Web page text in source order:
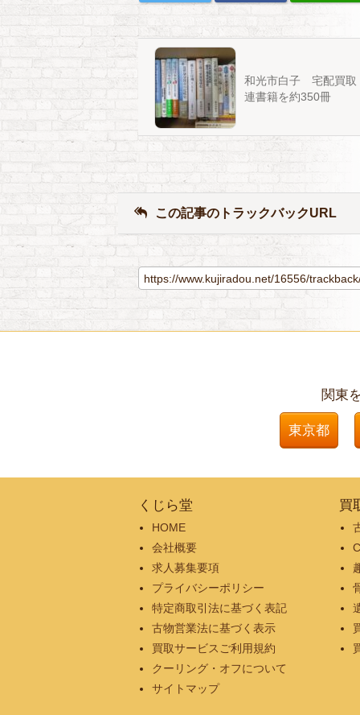
和光市白子 宅配買
連書籍を約350冊
この記事のトラックバックURL
関東
東京都
くじら堂
HOME
会社概要
求人募集要項
プライバシーポリシー
特定商取引法に基づく表記
古物営業法に基づく表示
買取サービスご利用規約
クーリング・オフについて
サイトマップ
買